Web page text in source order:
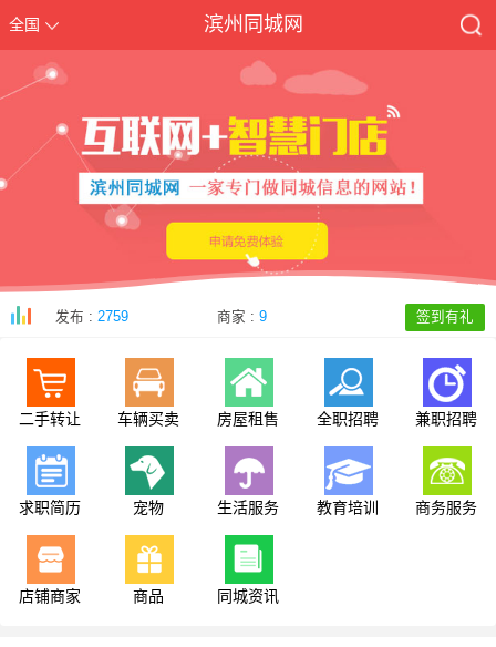
全国 滨州同城网
发布 : 2759 商家 :9 签到有礼
二手转让 车辆买卖 房屋租售 全职招聘 兼职招聘
求职简历 宠物 生活服务 教育培训 商务服务
店铺商家 商品 同城资讯